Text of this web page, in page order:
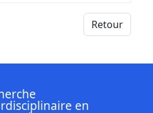
Retour
en